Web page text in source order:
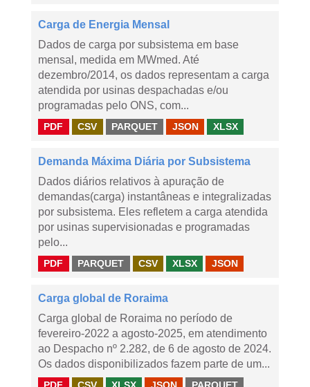
Carga de Energia Mensal
Dados de carga por subsistema em base
mensal, medida em MWmed. Até
dezembro/2014, os dados representam a carga
atendida por usinas despachadas e/ou
programadas pelo ONS, com...
PDF CSV PARQUET JSON XLSX
Demanda Máxima Diária por Subsistema
Dados diários relativos à apuração de
demandas(carga) instantâneas e integralizadas
por subsistema. Eles refletem a carga atendida
por usinas supervisionadas e programadas
pelo...
PDF PARQUET CSV XLSX JSON
Carga global de Roraima
Carga global de Roraima no período de
fevereiro-2022 a agosto-2025, em atendimento
ao Despacho nº 2.282, de 6 de agosto de 2024.
Os dados disponibilizados fazem parte de um...